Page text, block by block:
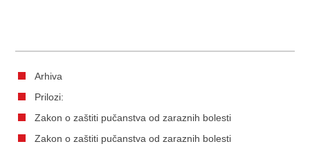
Arhiva
Prilozi:
Zakon o zaštiti pučanstva od zaraznih bolesti
Zakon o zaštiti pučanstva od zaraznih bolesti